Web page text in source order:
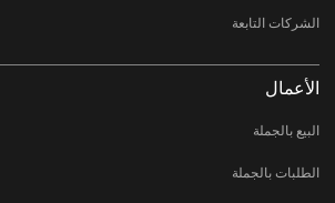
الشركات التابعة
الأعمال
البيع بالجملة
الطلبات بالجملة